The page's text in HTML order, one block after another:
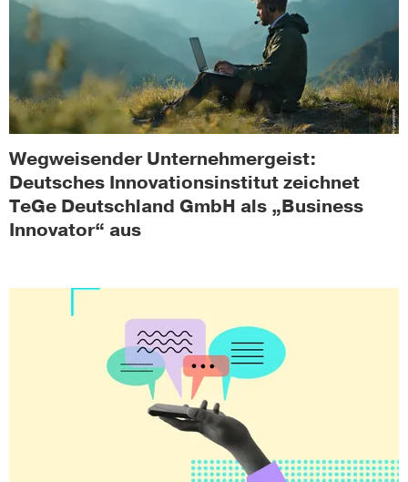
Wegweisender Unternehmergeist:
Deutsches Innovationsinstitut zeichnet
TeGe Deutschland GmbH als „Business
Innovator“ aus